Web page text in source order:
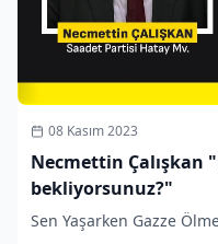
08 Kasım 2023
Necmettin Çalışkan
bekliyorsunuz?"
Sen Yaşarken Gazze